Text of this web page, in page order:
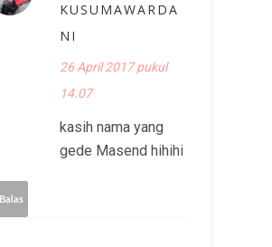
KUSUMAWARDA
NI
26 April 2017 pukul
14.07
kasih nama yang
gede Masend hihihi
Balas